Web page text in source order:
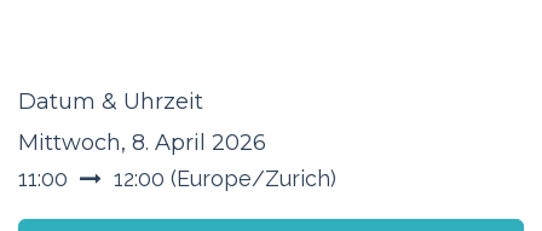
Datum & Uhrzeit
Mittwoch, 8. April 2026
11:00 12:00 (Europe/Zurich)